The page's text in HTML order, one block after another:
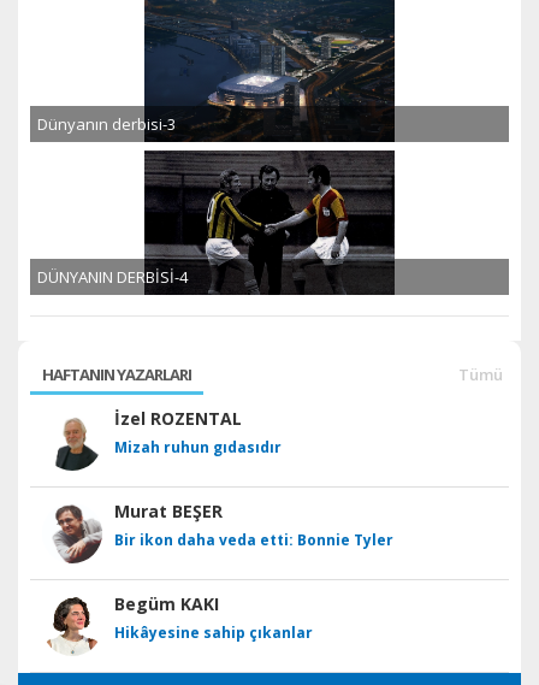
Dünyanın derbisi-3
DÜNYANIN DERBİSİ-4
HAFTANIN YAZARLARI Tümü
İzel ROZENTAL
Mizah ruhun gıdasıdır
Murat BEŞER
Bir ikon daha veda etti: Bonnie Tyler
Begüm KAKI
Hikâyesine sahip çıkanlar